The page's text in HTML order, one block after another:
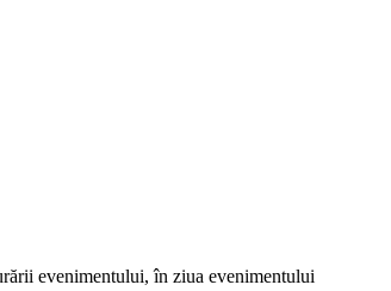
evenimentului, în ziua evenimentului